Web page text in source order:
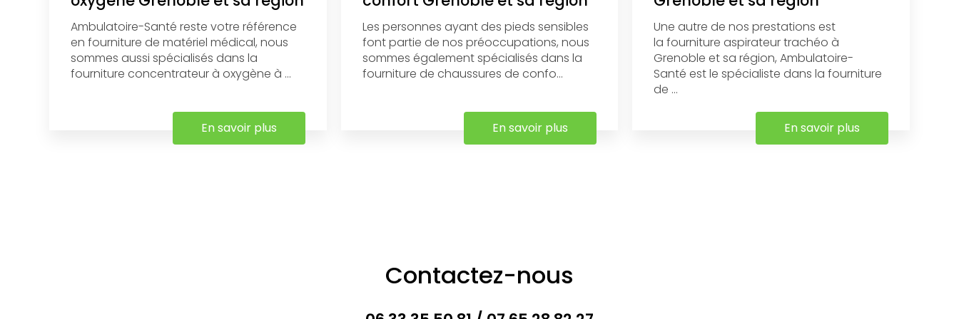
Ambulatoire-Santé reste votre référence
en fourniture de matériel médical, nous
sommes aussi spécialisés dans la
fourniture concentrateur à oxygène à ...
En savoir plus
Les personnes ayant des pieds sensibles
font partie de nos préoccupations, nous
sommes également spécialisés dans la
fourniture de chaussures de confo...
En savoir plus
Une autre de nos prestations est
la fourniture aspirateur trachéo à
Grenoble et sa région, Ambulatoire-
Santé est le spécialiste dans la fourniture
de ...
En savoir plus
Contactez-nous